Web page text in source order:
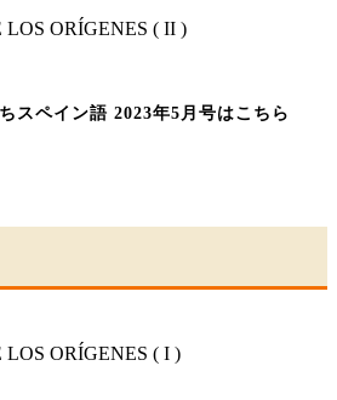
LOS ORÍGENES ( II )
スペイン語 2023年5月号はこちら
LOS ORÍGENES ( I )